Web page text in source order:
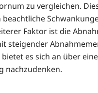
zu vergleichen.
Faktor ist die
steigender
es sich an über eine
nachzudenken.